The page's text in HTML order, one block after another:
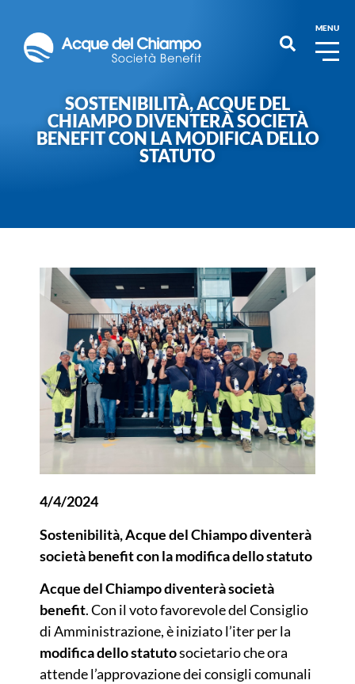
MENU
SOSTENIBILITÀ, ACQUE DEL
CHIAMPO DIVENTERÀ SOCIETÀ
BENEFIT CON LA MODIFICA DELLO
STATUTO
4/4/2024
Sostenibilità, Acque del Chiampo diventerà
società benefit con la modifica dello statuto
Acque del Chiampo diventerà società
benefit. Con il voto favorevole del Consiglio
di Amministrazione, è iniziato l’iter per la
modifica dello statutosocietario che ora
attende l’approvazione dei consigli comunali